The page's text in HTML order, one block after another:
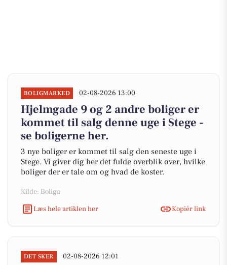
BOLIGMARKED 02-08-2026 13:00
Hjelmgade 9 og 2 andre boliger er
kommet til salg denne uge i Stege -
se boligerne her.
3 nye boliger er kommet til salg den seneste uge i
Stege. Vi giver dig her det fulde overblik over, hvilke
boliger der er tale om og hvad de koster.
Kilde: Boliga
Læs hele artiklen her
Kopiér link
DET SKER 02-08-2026 12:01